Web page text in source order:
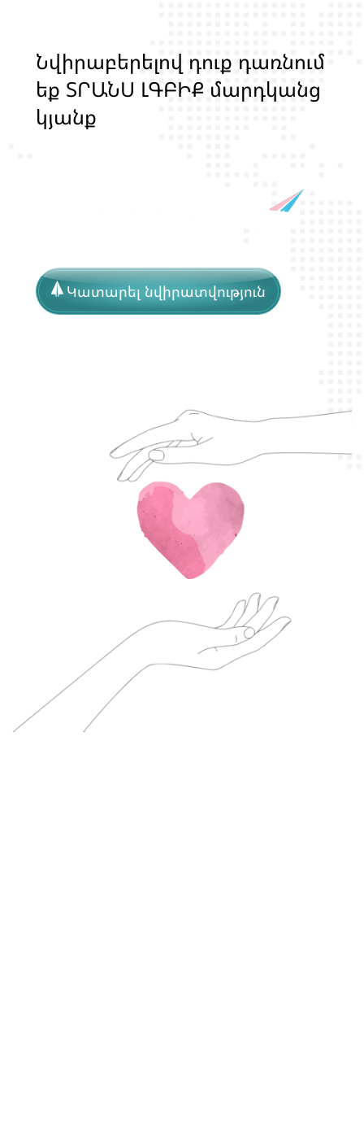
Նվիրաբերելով դոք դառնոմ
եք ՏՐԱՆՍ ԼԳԲԻՔ մարդկանց
կյանք
Կատարել նվիրատվություն